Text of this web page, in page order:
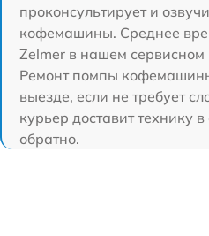
проконсультирует и
кофемашины. Среднее
Zelmer в нашем сервисном
Ремонт помпы
выезде, если не требует
курьер доставит технику
обратно.